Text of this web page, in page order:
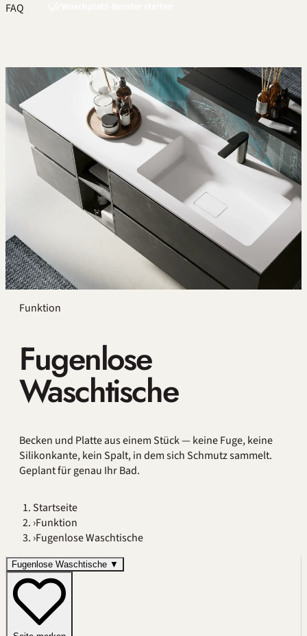
FAQ
Funktion
Fugenlose
Waschtische
Becken und Platte aus einem Stück — keine Fuge, keine
Silikonkante, kein Spalt, in dem sich Schmutz sammelt.
Geplant für genau Ihr Bad.
Startseite
›Funktion
›Fugenlose Waschtische
Fugenlose Waschtische ▼